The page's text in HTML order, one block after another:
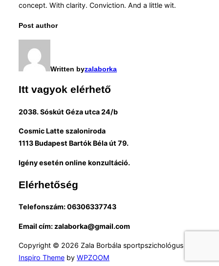
concept. With clarity. Conviction. And a little wit.
Post author
Written byzalaborka
Itt vagyok elérhető
2038. Sóskút Géza utca 24/b
Cosmic Latte szaloniroda
1113 Budapest Bartók Béla út 79.
Igény esetén online konzultáció.
Elérhetőség
Telefonszám: 06306337743
Email cím: zalaborka@gmail.com
Copyright © 2026 Zala Borbála sportpszichológus
Inspiro Theme by WPZOOM